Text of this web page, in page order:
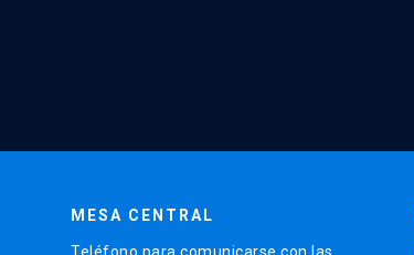
MESA CENTRAL